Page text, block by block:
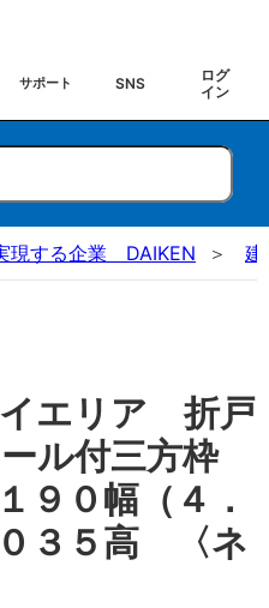
サポート SNS
ログ
イン
現する企業 DAIKEN 建
エリア 折戸
ル付三方枠
９０幅（４．
３５高 〈ネ